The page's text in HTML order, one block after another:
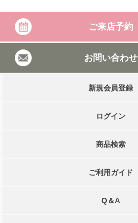
ご来店予約
お問い合わせ
新規会員登録
ログイン
商品検索
ご利用ガイド
Q＆A